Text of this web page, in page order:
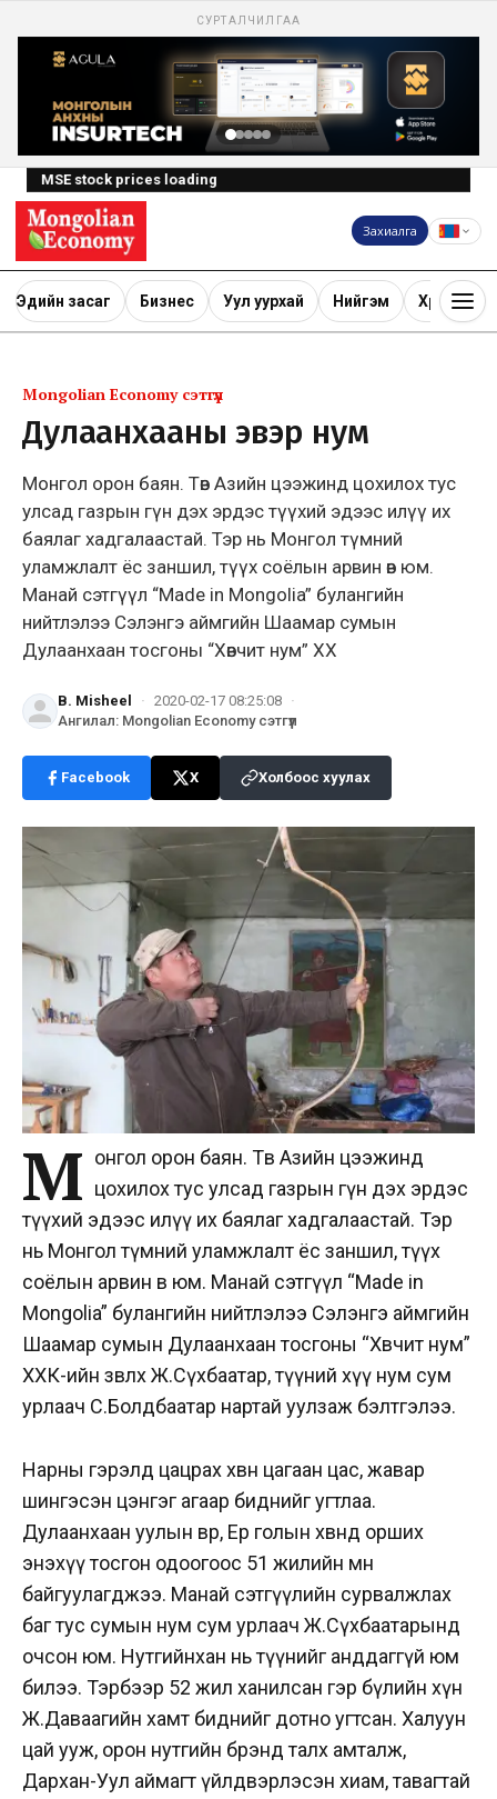
СУРТАЛЧИЛГАА
MSE stock prices loading
Захиалга
Эдийн засаг Бизнес Уул уурхай Нийгэм Хөрөнгө
Mongolian Economy сэтгүүл
Дулаанхааны эвэр нум
Монгол орон баян. Төв Азийн цээжинд цохилох тус
улсад газрын гүн дэх эрдэс түүхий эдээс илүү их
баялаг хадгалаастай. Тэр нь Монгол түмний
уламжлалт ёс заншил, түүх соёлын арвин өв юм.
Манай сэтгүүл “Made in Mongolia” булангийн
нийтлэлээ Сэлэнгэ аймгийн Шаамар сумын
Дулаанхаан тосгоны “Хөвчит нум” ХХ
B. Misheel · 2020-02-17 08:25:08 ·
Ангилал: Mongolian Economy сэтгүүл
Facebook X Холбоос хуулах
М онгол орон баян. Төв Азийн цээжинд
цохилох тус улсад газрын гүн дэх эрдэс
түүхий эдээс илүү их баялаг хадгалаастай. Тэр
нь Монгол түмний уламжлалт ёс заншил, түүх
соёлын арвин өв юм. Манай сэтгүүл “Made in
Mongolia” булангийн нийтлэлээ Сэлэнгэ аймгийн
Шаамар сумын Дулаанхаан тосгоны “Хөвчит нум”
ХХК-ийн зөвлөх Ж.Сүхбаатар, түүний хүү нум сум
урлаач С.Болдбаатар нартай уулзаж бэлтгэлээ.
Нарны гэрэлд цацрах хөвөн цагаан цас, жавар
шингэсэн цэнгэг агаар биднийг угтлаа.
Дулаанхаан уулын өвөр, Ерөө голын хөвөөнд орших
энэхүү тосгон одоогоос 51 жилийн өмнө
байгуулагджээ. Манай сэтгүүлийн сурвалжлах
баг тус сумын нум сум урлаач Ж.Сүхбаатарынд
очсон юм. Нутгийнхан нь түүнийг анддаггүй юм
билээ. Тэрбээр 52 жил ханилсан гэр бүлийн хүн
Ж.Даваагийн хамт биднийг дотно угтсан. Халуун
цай ууж, орон нутгийн брэнд талх амталж,
Дархан-Уул аймагт үйлдвэрлэсэн хиам, тавагтай